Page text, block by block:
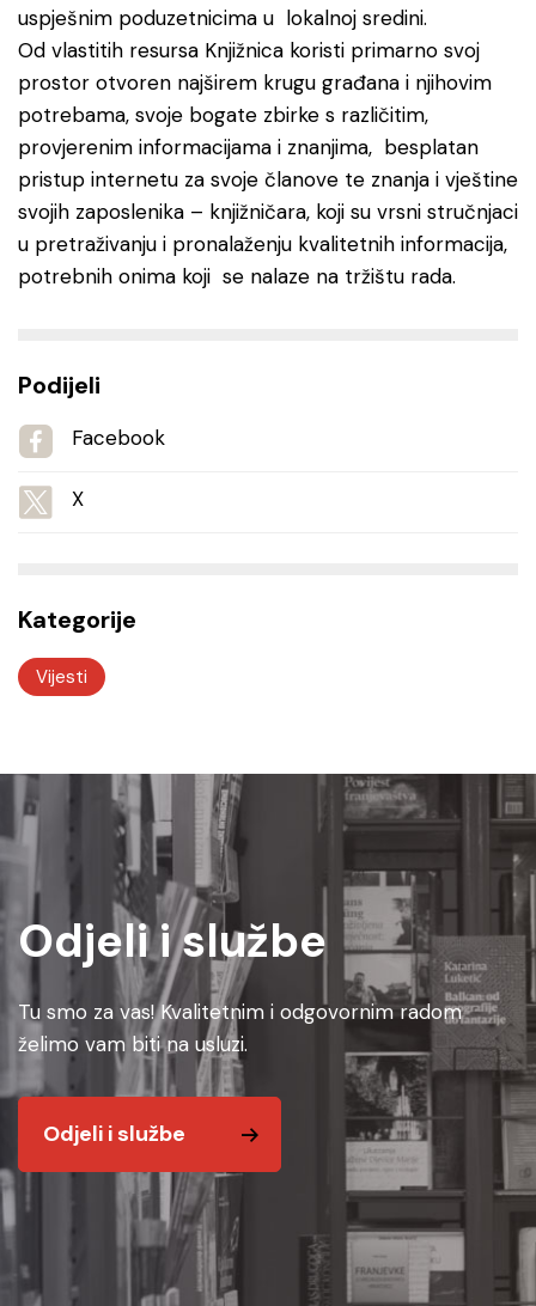
uspješnim poduzetnicima u lokalnoj sredini.
Od vlastitih resursa Knjižnica koristi primarno svoj
prostor otvoren najširem krugu građana i njihovim
potrebama, svoje bogate zbirke s različitim,
provjerenim informacijama i znanjima, besplatan
pristup internetu za svoje članove te znanja i vještine
svojih zaposlenika – knjižničara, koji su vrsni stručnjaci
u pretraživanju i pronalaženju kvalitetnih informacija,
potrebnih onima koji se nalaze na tržištu rada.
Podijeli
Facebook
X
Kategorije
Vijesti
Odjeli i službe
Tu smo za vas! Kvalitetnim i odgovornim radom
želimo vam biti na usluzi.
Odjeli i službe